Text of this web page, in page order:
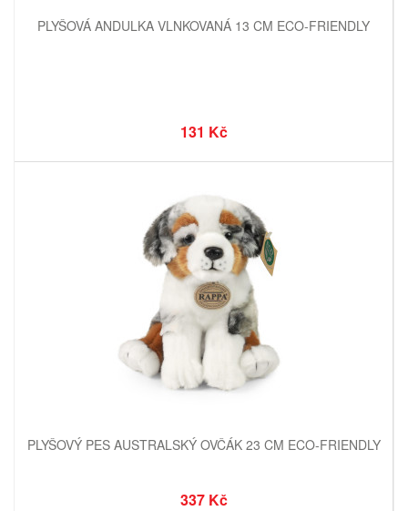
PLYŠOVÁ ANDULKA VLNKOVANÁ 13 CM ECO-FRIENDLY
131 Kč
PLYŠOVÝ PES AUSTRALSKÝ OVČÁK 23 CM ECO-FRIENDLY
337 Kč